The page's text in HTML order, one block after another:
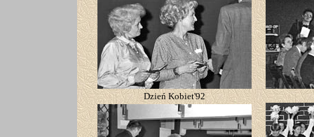
Dzień Kobiet'92